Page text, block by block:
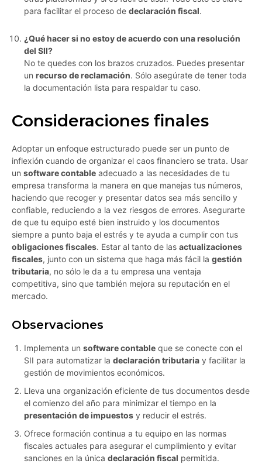
para facilitar el proceso de declaración fiscal.
¿Qué hacer si no estoy de acuerdo con una resolución
del SII?
No te quedes con los brazos cruzados. Puedes presentar
un recurso de reclamación. Sólo asegúrate de tener toda
la documentación lista para respaldar tu caso.
Consideraciones finales
Adoptar un enfoque estructurado puede ser un punto de
inflexión cuando de organizar el caos financiero se trata. Usar
un software contable adecuado a las necesidades de tu
empresa transforma la manera en que manejas tus números,
haciendo que recoger y presentar datos sea más sencillo y
confiable, reduciendo a la vez riesgos de errores. Asegurarte
de que tu equipo esté bien instruido y los documentos
siempre a punto baja el estrés y te ayuda a cumplir con tus
obligaciones fiscales. Estar al tanto de las actualizaciones
fiscales, junto con un sistema que haga más fácil la gestión
tributaria, no sólo le da a tu empresa una ventaja
competitiva, sino que también mejora su reputación en el
mercado.
Observaciones
Implementa un software contable que se conecte con el
SII para automatizar la declaración tributaria y facilitar la
gestión de movimientos económicos.
Lleva una organización eficiente de tus documentos desde
el comienzo del año para minimizar el tiempo en la
presentación de impuestos y reducir el estrés.
Ofrece formación continua a tu equipo en las normas
fiscales actuales para asegurar el cumplimiento y evitar
sanciones en la única declaración fiscal permitida.